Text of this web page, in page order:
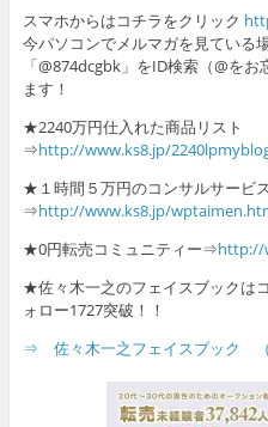
スマホからはコチラをクリック
今パソコンでメルマガを見ている
「@874dcgbk」をID検索（@を
ます！
★2240万円仕入れた商品リスト
⇒http://www.ks8.jp/
★１時間５万円のコンサルサービ
⇒http://www.ks8.jp/
★0円転売コミュニティー⇒http://
★佐々木一之のフェイスブックは
ォロー1727突破！！
⇒ 佐々木一之フェイスブック （